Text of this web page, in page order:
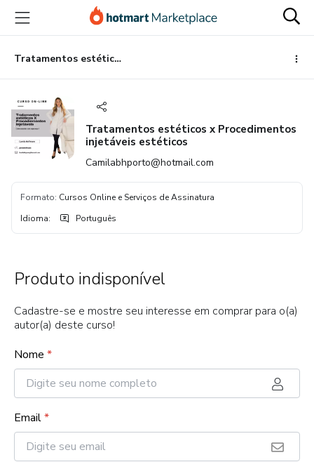
para
conteúdo
principal
para
pagamento
para
rodapé
Tratamentos estéticos x Procedimentos injetáveis estéticos
Tratamentos estéticos x Procedimentos
injetáveis estéticos
Camilabhporto@hotmail.com
Formato: Cursos Online e Serviços de Assinatura
Idioma: Português
Produto indisponível
Cadastre-se e mostre seu interesse em comprar para o(a)
autor(a) deste curso!
Nome *
Email*